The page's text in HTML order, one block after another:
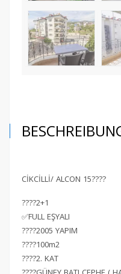
CİKCİLLİ/ ALCON 15????
????2+1
✅FULL EŞYALI
????2005 YAPIM
????100m2
????2. KAT